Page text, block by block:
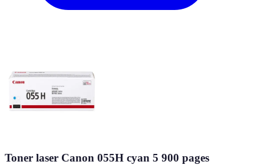
Toner laser Canon 055H cyan 5 900 pages